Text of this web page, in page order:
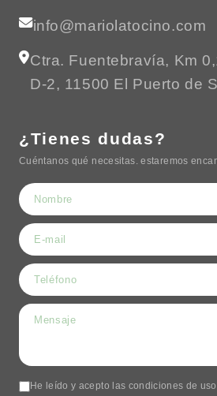
info@mariolatocino.com
Ctra. Fuentebravía, Km
D-2, 11500 El Puerto de
¿Tienes dudas?
Cuéntanos qué necesitas. estaremos
He leído y acepto las condiciones de